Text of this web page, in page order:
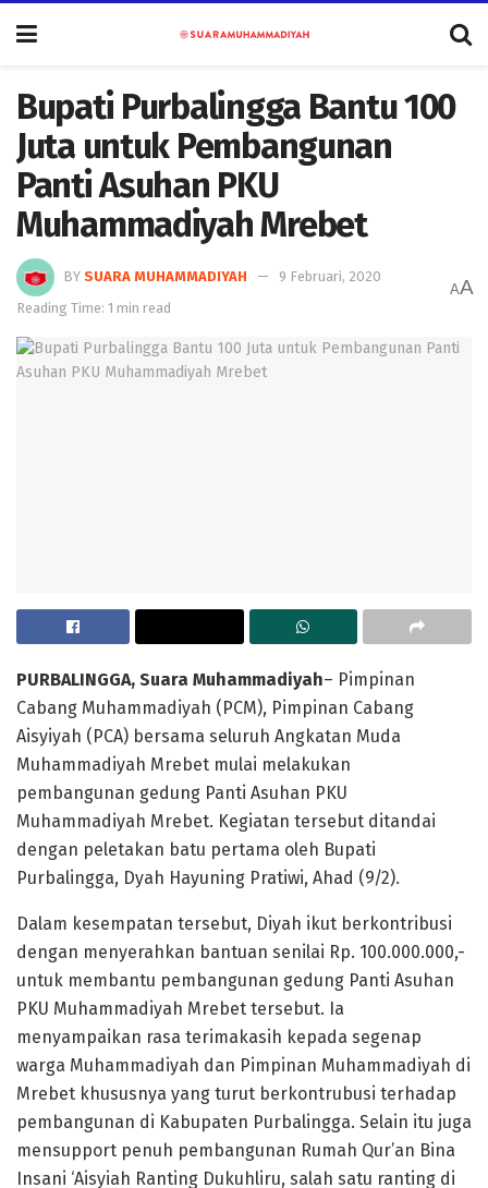
Bupati Purbalingga Bantu 100
Juta untuk Pembangunan
Panti Asuhan PKU
Muhammadiyah Mrebet
BY SUARA MUHAMMADIYAH
9 Februari, 2020
Reading Time: 1 min read
AA
PURBALINGGA, Suara Muhammadiyah– Pimpinan
Cabang Muhammadiyah (PCM), Pimpinan Cabang
Aisyiyah (PCA) bersama seluruh Angkatan Muda
Muhammadiyah Mrebet mulai melakukan
pembangunan gedung Panti Asuhan PKU
Muhammadiyah Mrebet. Kegiatan tersebut ditandai
dengan peletakan batu pertama oleh Bupati
Purbalingga, Dyah Hayuning Pratiwi, Ahad (9/2).
Dalam kesempatan tersebut, Diyah ikut berkontribusi
dengan menyerahkan bantuan senilai Rp. 100.000.000,-
untuk membantu pembangunan gedung Panti Asuhan
PKU Muhammadiyah Mrebet tersebut. Ia
menyampaikan rasa terimakasih kepada segenap
warga Muhammadiyah dan Pimpinan Muhammadiyah di
Mrebet khususnya yang turut berkontrubusi terhadap
pembangunan di Kabupaten Purbalingga. Selain itu juga
mensupport penuh pembangunan Rumah Qur’an Bina
Insani ‘Aisyiah Ranting Dukuhliru, salah satu ranting di